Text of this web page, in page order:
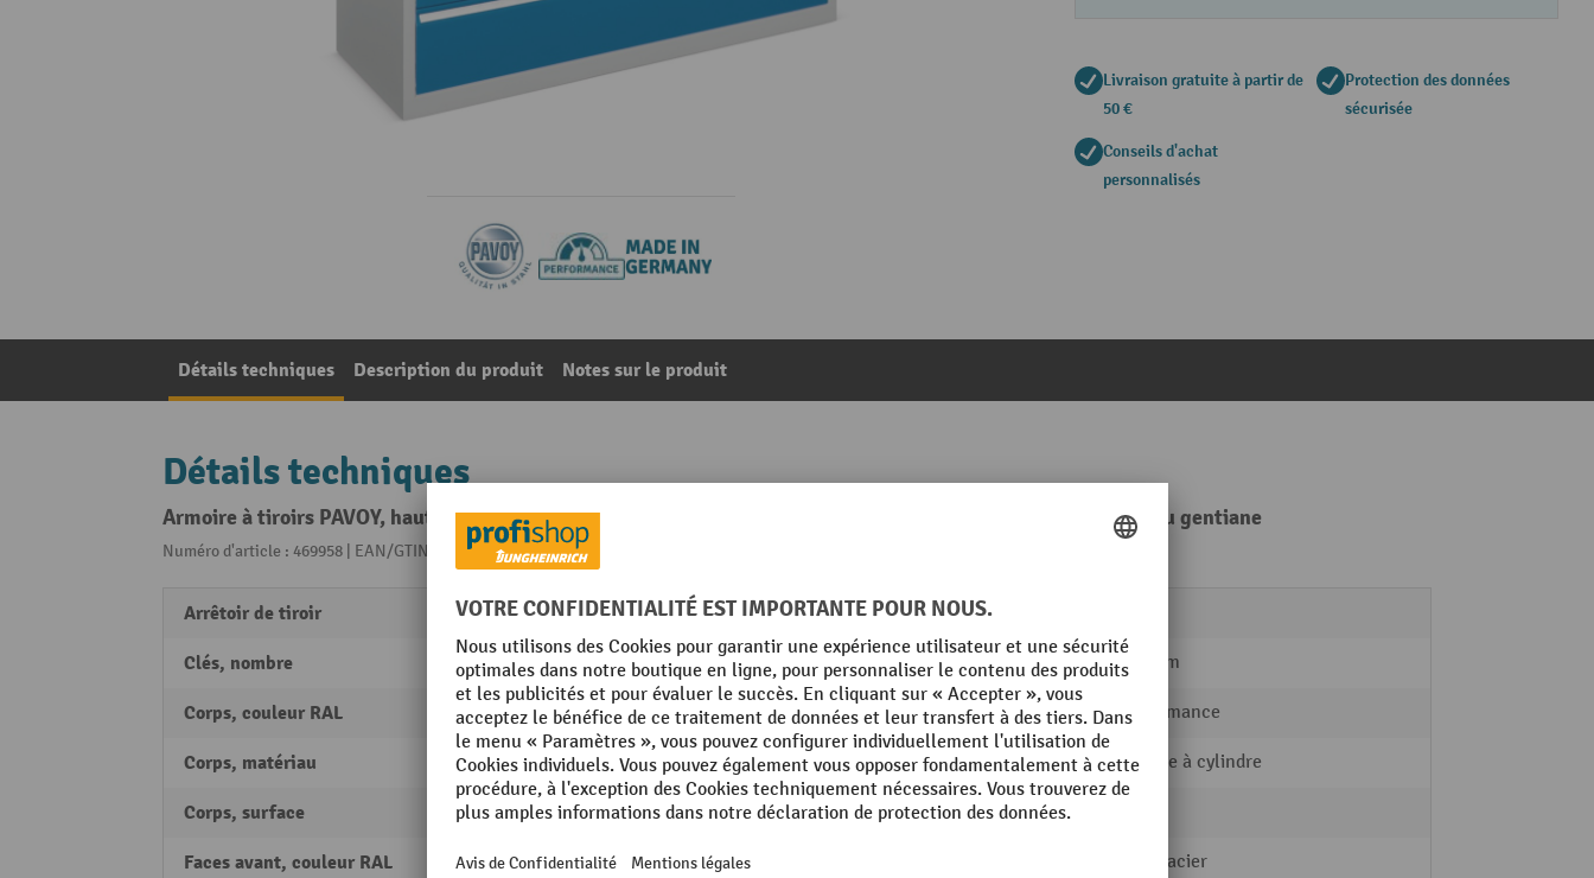
Livraison gratuite à partir de
50 €
Protection des données
sécurisée
Conseils d'achat
personnalisés
Détails techniques Description du produit Notes sur le produit
Détails techniques
Armoire à tiroirs PAVOY, hauteur 1 000 mm, tiroirs 7 x 100 mm + 1 x 200 mm, largeur 715 mm, gris clair, bleu gentiane
Numéro d'article : 469958 | EAN/GTIN: 4055955056325De la catégorie :
Arrêtoir de tiroir oui
Clés, nombre 2
Corps, couleur RAL RAL 7035 gris clair
Corps, matériau Tôle d'acier
Corps, surface poudrée
Faces avant, couleur RAL RAL 5010 bleu gentiane
Poids propre
Profondeur 600 mm
Rubrique Performance
Serrure, type Serrure à cylindre
Sous-construction
Tôle d'acier